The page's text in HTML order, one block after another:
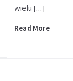
wielu […]
Read More